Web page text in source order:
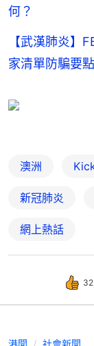
何？
【武漢肺炎】
家清單防騙要點
澳洲
新冠肺炎
網上熱話
32
港聞 社會新聞